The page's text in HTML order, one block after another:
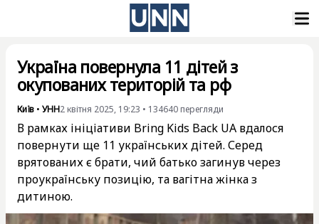
Україна повернула 11 дітей з
окупованих територій та рф
Київ • УНН2 квітня 2025, 19:23 • 134640 перегляди
В рамках ініціативи Bring Kids Back UA вдалося
повернути ще 11 українських дітей. Серед
врятованих є брати, чий батько загинув через
проукраїнську позицію, та вагітна жінка з
дитиною.